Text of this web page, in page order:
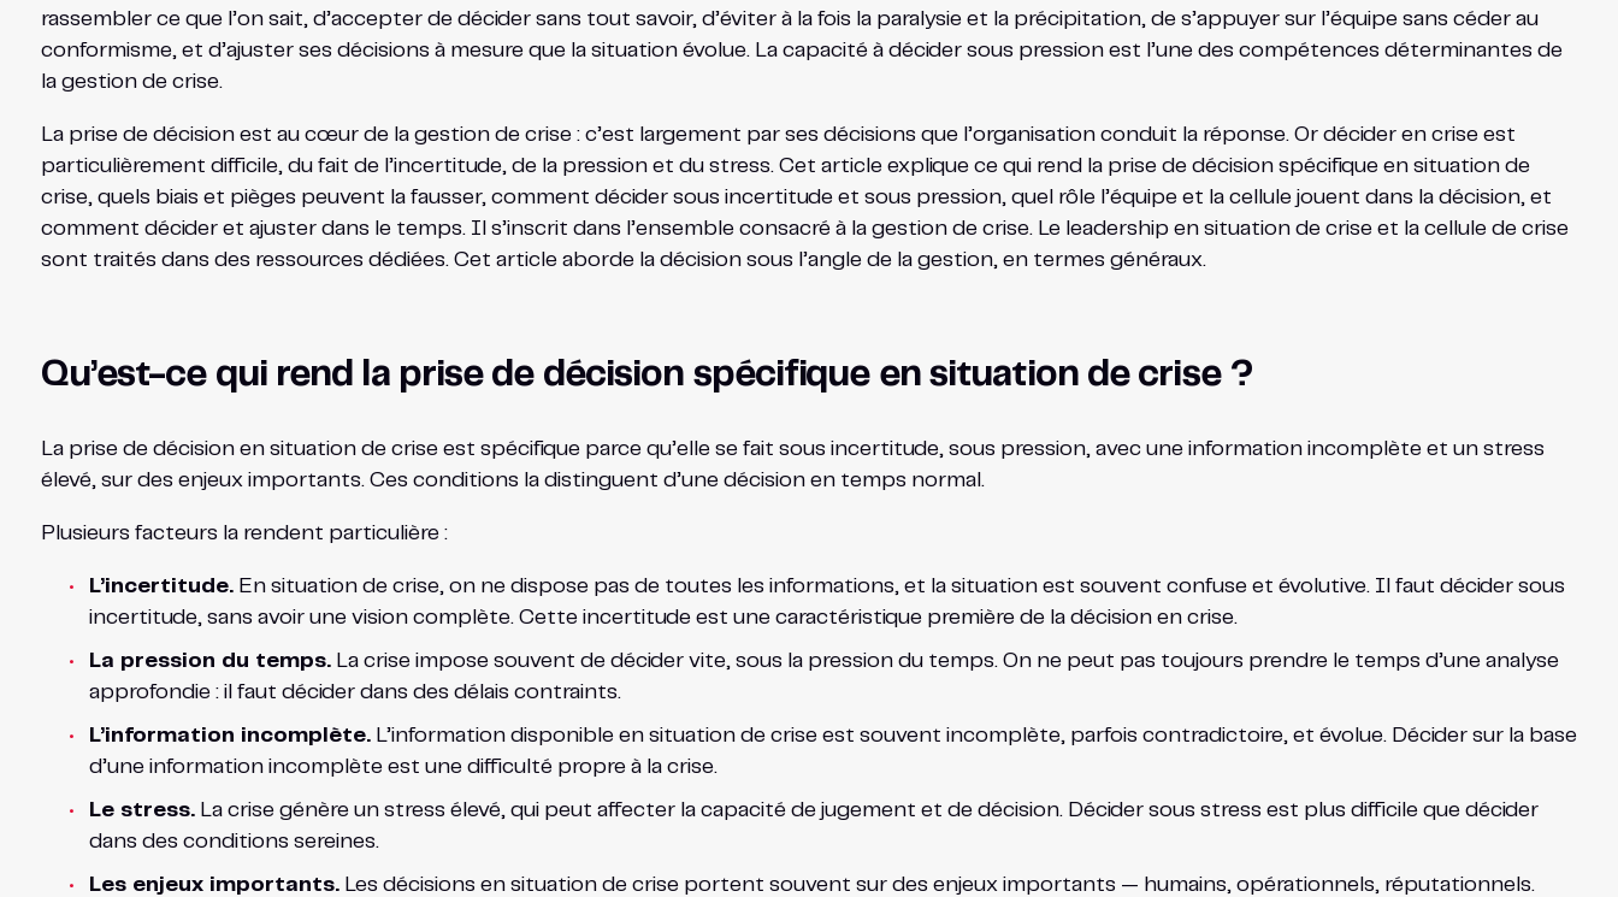
rassembler ce que l’on sait, d’accepter de décider sans tout savoir, d’éviter à la fois la paralysie et la précipitation, de s’appuyer sur l’équipe sans céder au
conformisme, et d’ajuster ses décisions à mesure que la situation évolue. La capacité à décider sous pression est l’une des compétences déterminantes de
la gestion de crise.
La prise de décision est au cœur de la gestion de crise : c’est largement par ses décisions que l’organisation conduit la réponse. Or décider en crise est
particulièrement difficile, du fait de l’incertitude, de la pression et du stress. Cet article explique ce qui rend la prise de décision spécifique en situation de
crise, quels biais et pièges peuvent la fausser, comment décider sous incertitude et sous pression, quel rôle l’équipe et la cellule jouent dans la décision, et
comment décider et ajuster dans le temps. Il s’inscrit dans l’ensemble consacré à la gestion de crise. Le leadership en situation de crise et la cellule de crise
sont traités dans des ressources dédiées. Cet article aborde la décision sous l’angle de la gestion, en termes généraux.
Qu’est-ce qui rend la prise de décision spécifique en situation de crise ?
La prise de décision en situation de crise est spécifique parce qu’elle se fait sous incertitude, sous pression, avec une information incomplète et un stress
élevé, sur des enjeux importants. Ces conditions la distinguent d’une décision en temps normal.
Plusieurs facteurs la rendent particulière :
L’incertitude.En situation de crise, on ne dispose pas de toutes les informations, et la situation est souvent confuse et évolutive. Il faut décider sous
incertitude, sans avoir une vision complète. Cette incertitude est une caractéristique première de la décision en crise.
La pression du temps.La crise impose souvent de décider vite, sous la pression du temps. On ne peut pas toujours prendre le temps d’une analyse
approfondie : il faut décider dans des délais contraints.
L’information incomplète.L’information disponible en situation de crise est souvent incomplète, parfois contradictoire, et évolue. Décider sur la base
d’une information incomplète est une difficulté propre à la crise.
Le stress.La crise génère un stress élevé, qui peut affecter la capacité de jugement et de décision. Décider sous stress est plus difficile que décider
dans des conditions sereines.
Les enjeux importants.Les décisions en situation de crise portent souvent sur des enjeux importants — humains, opérationnels, réputationnels.